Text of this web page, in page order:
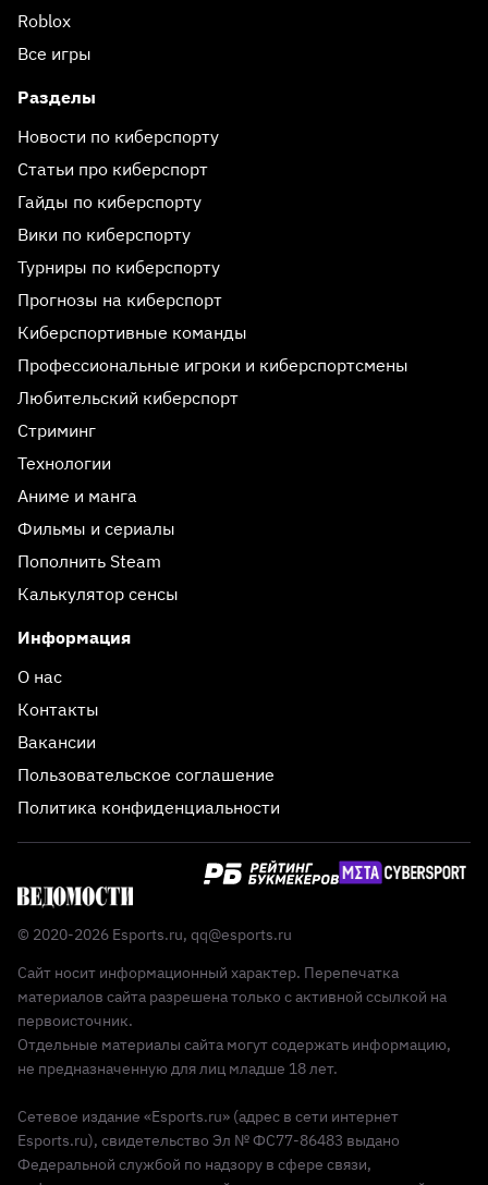
Roblox
Все игры
Разделы
Новости по киберспорту
Статьи про киберспорт
Гайды по киберспорту
Вики по киберспорту
Турниры по киберспорту
Прогнозы на киберспорт
Киберспортивные команды
Профессиональные игроки и киберспортсмены
Любительский киберспорт
Стриминг
Технологии
Аниме и манга
Фильмы и сериалы
Пополнить Steam
Калькулятор сенсы
Информация
О нас
Контакты
Вакансии
Пользовательское соглашение
Политика конфиденциальности
© 2020-2026 Esports.ru, qq@esports.ru
Сайт носит информационный характер. Перепечатка
материалов сайта разрешена только с активной ссылкой на
первоисточник.
Отдельные материалы сайта могут содержать информацию,
не предназначенную для лиц младше 18 лет.
Сетевое издание «Esports.ru» (адрес в сети интернет
Esports.ru), свидетельство Эл № ФС77-86483 выдано
Федеральной службой по надзору в сфере связи,